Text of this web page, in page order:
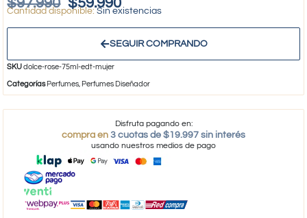
Sin existencias
SEGUIR COMPRANDO
SKUdolce-rose-75ml-edt-mujer
Categorías Perfumes, Perfumes Diseñador
Disfruta pagando en:
compra en 3 cuotas de $19.997 sin interés
usando nuestros medios de pago